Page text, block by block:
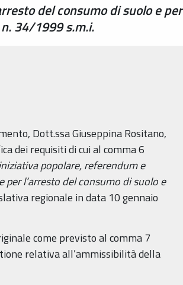
del consumo di suolo e per
34/1999 s.m.i.
Dott.ssa Giuseppina Rositano,
dei requisiti di cui al comma 6
popolare, referendum e
per l’arresto del consumo di suolo e
regionale in data 10 gennaio
come previsto al comma 7
relativa all’ammissibilità della